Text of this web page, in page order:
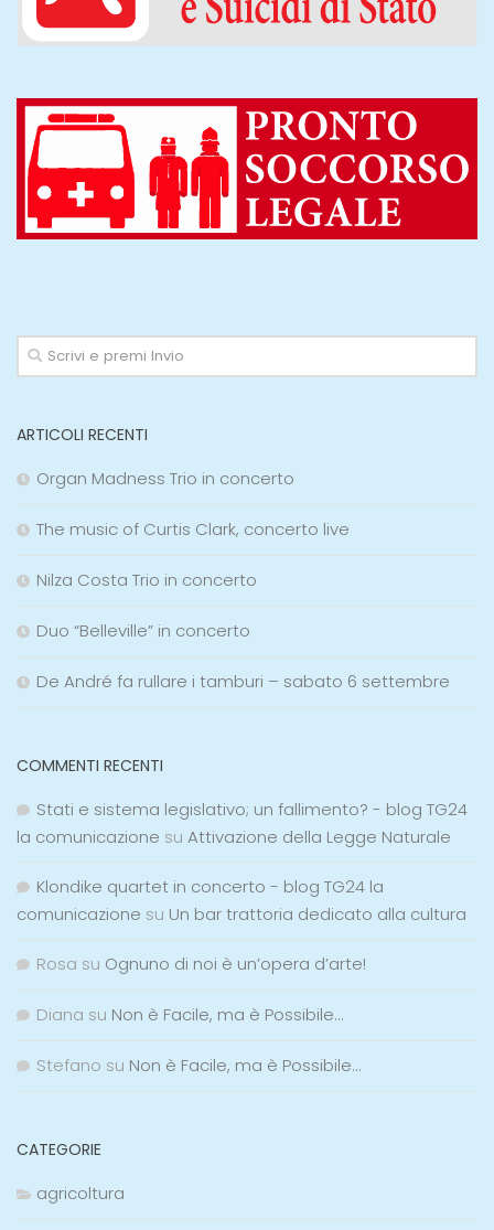
ARTICOLI RECENTI
Organ Madness Trio in concerto
The music of Curtis Clark, concerto live
Nilza Costa Trio in concerto
Duo “Belleville” in concerto
De André fa rullare i tamburi – sabato 6 settembre
COMMENTI RECENTI
Stati e sistema legislativo; un fallimento? - blog TG24
la comunicazione su Attivazione della Legge Naturale
Klondike quartet in concerto - blog TG24 la
comunicazione su Un bar trattoria dedicato alla cultura
Rosa su Ognuno di noi è un’opera d’arte!
Diana su Non è Facile, ma è Possibile…
Stefano su Non è Facile, ma è Possibile…
CATEGORIE
agricoltura